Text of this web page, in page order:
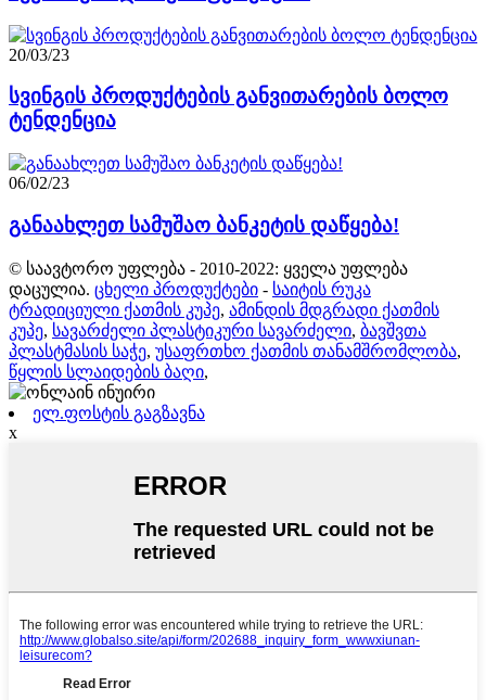
20/03/23
სვინგის პროდუქტების განვითარების ბოლო
ტენდენცია
06/02/23
განაახლეთ სამუშაო ბანკეტის დაწყება!
© საავტორო უფლება - 2010-2022: ყველა უფლება
დაცულია. ცხელი პროდუქტები - საიტის რუკა
ტრადიციული ქათმის კუპე, ამინდის მდგრადი ქათმის
კუპე, სავარძელი პლასტიკური სავარძელი, ბავშვთა
პლასტმასის საჭე, უსაფრთხო ქათმის თანამშრომლობა,
წყლის სლაიდების ბაღი,
ელ.ფოსტის გაგზავნა
x